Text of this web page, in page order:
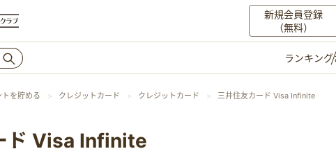
新規会員登録
（無料）
ランキング
を貯める クレジットカード クレジットカード 三井住友カード Visa Infinite
ド Visa Infinite